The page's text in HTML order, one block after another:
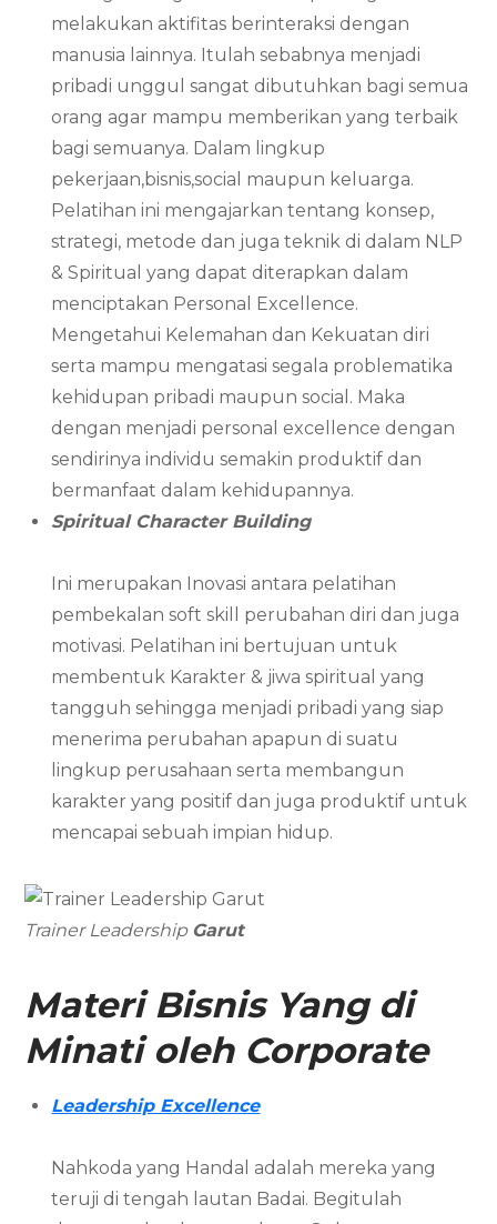
melakukan aktifitas berinteraksi dengan
manusia lainnya. Itulah sebabnya menjadi
pribadi unggul sangat dibutuhkan bagi semua
orang agar mampu memberikan yang terbaik
bagi semuanya. Dalam lingkup
pekerjaan,bisnis,social maupun keluarga.
Pelatihan ini mengajarkan tentang konsep,
strategi, metode dan juga teknik di dalam NLP
& Spiritual yang dapat diterapkan dalam
menciptakan Personal Excellence.
Mengetahui Kelemahan dan Kekuatan diri
serta mampu mengatasi segala problematika
kehidupan pribadi maupun social. Maka
dengan menjadi personal excellence dengan
sendirinya individu semakin produktif dan
bermanfaat dalam kehidupannya.
Spiritual Character Building
Ini merupakan Inovasi antara pelatihan
pembekalan soft skill perubahan diri dan juga
motivasi. Pelatihan ini bertujuan untuk
membentuk Karakter & jiwa spiritual yang
tangguh sehingga menjadi pribadi yang siap
menerima perubahan apapun di suatu
lingkup perusahaan serta membangun
karakter yang positif dan juga produktif untuk
mencapai sebuah impian hidup.
Trainer Leadership Garut
Materi Bisnis Yang di
Minati oleh Corporate
Leadership Excellence
Nahkoda yang Handal adalah mereka yang
teruji di tengah lautan Badai. Begitulah